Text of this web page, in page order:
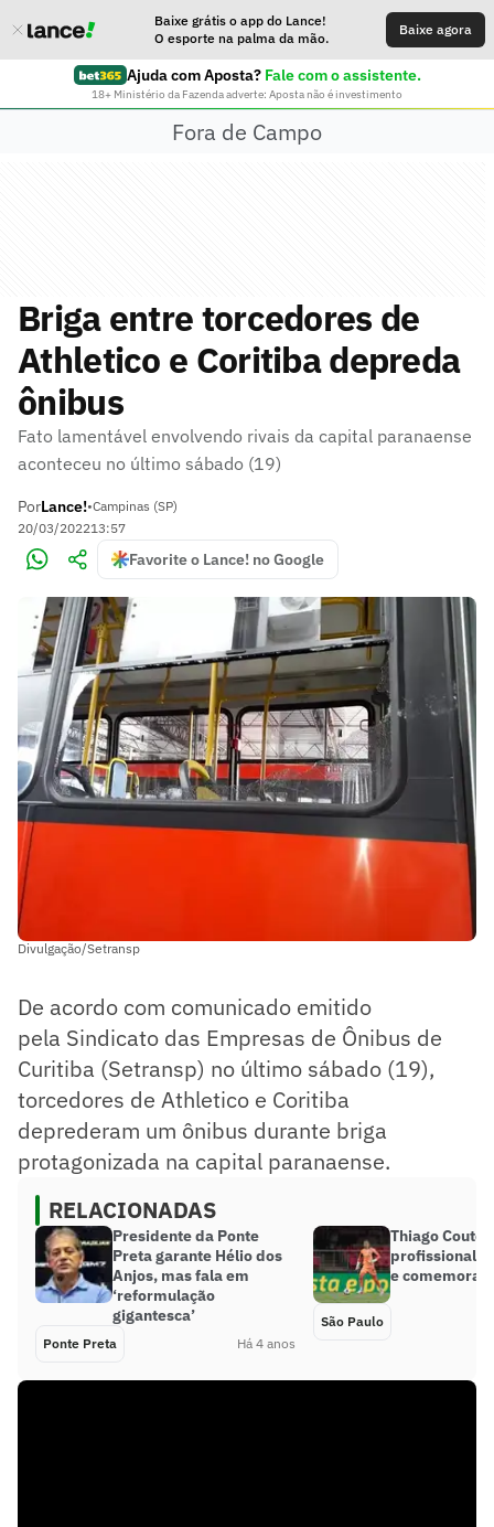
Baixe grátis o app do Lance!
O esporte na palma da mão.
Baixe agora
Ajuda com Aposta? Fale com o assistente.
18+ Ministério da Fazenda adverte: Aposta não é investimento
Fora de Campo
Briga entre torcedores de
Athletico e Coritiba depreda
ônibus
Fato lamentável envolvendo rivais da capital paranaense
aconteceu no último sábado (19)
PorLance!•Campinas (SP)
20/03/202213:57
Favorite o Lance! no Google
Divulgação/Setransp
De acordo com comunicado emitido
pela Sindicato das Empresas de Ônibus de
Curitiba (Setransp) no último sábado (19),
torcedores de Athletico e Coritiba
deprederam um ônibus durante briga
protagonizada na capital paranaense.
RELACIONADAS
Presidente da Ponte
Preta garante Hélio dos
Anjos, mas fala em
‘reformulação
gigantesca’
Ponte Preta Há 4 anos
Thiago Couto
profissional
e comemora
São Paulo